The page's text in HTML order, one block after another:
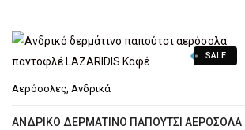
was:
€89.90.
τιμή
είναι:
€69.90.
SALE
Αερόσολες, Ανδρικά
ΑΝΔΡΙΚΌ ΔΕΡΜΆΤΙΝΟ ΠΑΠΟΎΤΣΙ ΑΕΡΌΣΟΛΑ